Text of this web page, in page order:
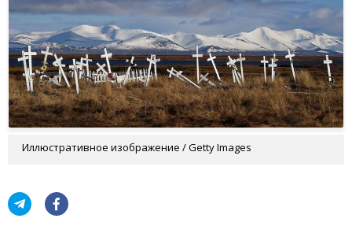
Иллюстративное изображение / Getty Images